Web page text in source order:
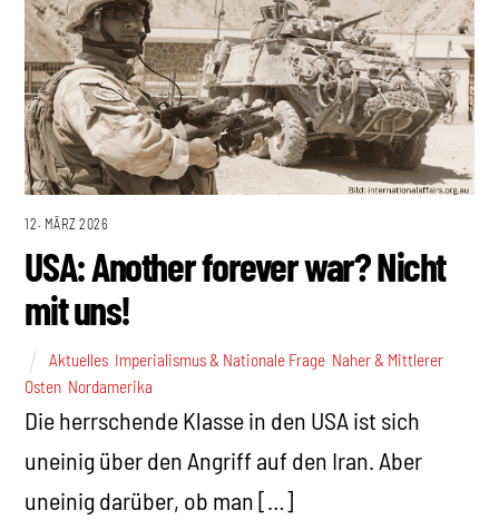
12. MÄRZ 2026
USA: Another forever war? Nicht
mit uns!
Aktuelles Imperialismus & Nationale Frage Naher & Mittlerer
Osten Nordamerika
Die herrschende Klasse in den USA ist sich
uneinig über den Angriff auf den Iran. Aber
uneinig darüber, ob man […]